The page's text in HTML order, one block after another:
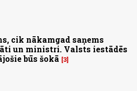
cik nākamgad saņems
un ministri. Valsts iestādēs
būs šokā 3